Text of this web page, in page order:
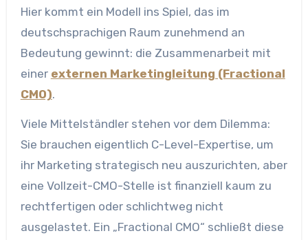
Hier kommt ein Modell ins Spiel, das im
deutschsprachigen Raum zunehmend an
Bedeutung gewinnt: die Zusammenarbeit mit
einer externen Marketingleitung (Fractional
CMO).
Viele Mittelständler stehen vor dem Dilemma:
Sie brauchen eigentlich C-Level-Expertise, um
ihr Marketing strategisch neu auszurichten, aber
eine Vollzeit-CMO-Stelle ist finanziell kaum zu
rechtfertigen oder schlichtweg nicht
ausgelastet. Ein „Fractional CMO“ schließt diese